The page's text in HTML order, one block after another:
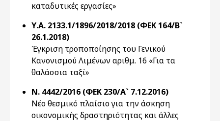
καταδυτικές εργασίες»
Υ.Α. 2133.1/1896/2018/2018 (ΦΕΚ 164/Β`
26.1.2018)
Έγκριση τροποποίησης του Γενικού
Κανονισμού Λιμένων αριθμ. 16 «Για τα
θαλάσσια ταξί»
Ν. 4442/2016 (ΦΕΚ 230/Α` 7.12.2016)
Νέο θεσμικό πλαίσιο για την άσκηση
οικονομικής δραστηριότητας και άλλες